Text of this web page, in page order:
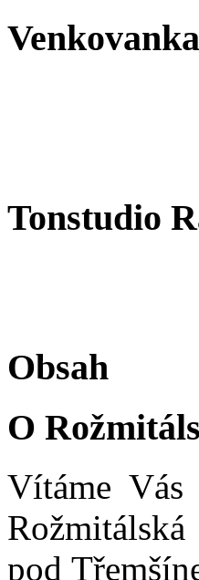
Tonstudio
Obsah
O
Vítáme Vás
pod